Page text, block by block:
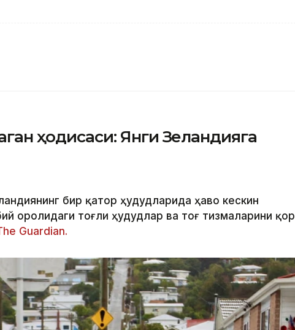
ҳодисаси: Янги Зеландияга
бир қатор ҳудудларида ҳаво кескин
оролидаги тоғли ҳудудлар ва тоғ тизмаларини қор
Guardian.